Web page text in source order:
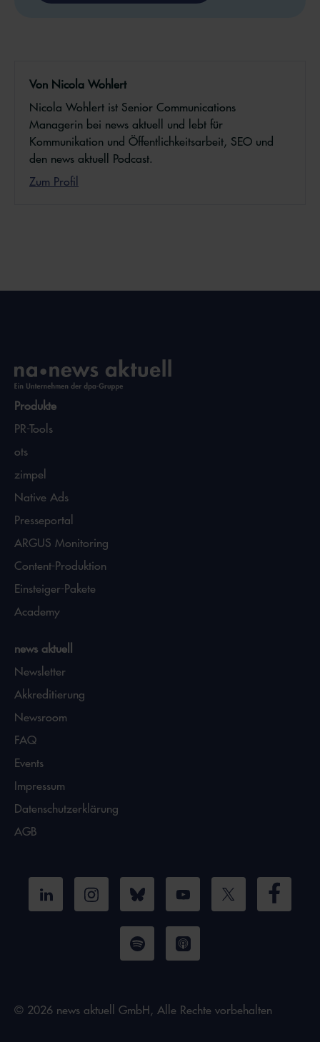
Von Nicola Wohlert
Nicola Wohlert ist Senior Communications
Managerin bei news aktuell und lebt für
Kommunikation und Öffentlichkeitsarbeit, SEO und
den news aktuell Podcast.
Zum Profil
Produkte
PR-Tools
ots
zimpel
Native Ads
Presseportal
ARGUS Monitoring
Content-Produktion
Einsteiger-Pakete
Academy
news aktuell
Newsletter
Akkreditierung
Newsroom
FAQ
Events
Impressum
Datenschutzerklärung
AGB
© 2026 news aktuell GmbH, Alle Rechte vorbehalten